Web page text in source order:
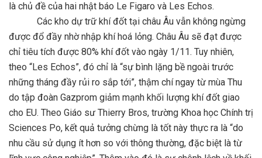
là chủ đề của hai nhật báo Le Figaro và Les Echos.
Các kho dự trữ khí đốt tại châu Âu vẫn không ngừng
được đổ đầy nhờ nhập khí hoá lỏng. Châu Âu sẽ đạt được
chỉ tiêu tích được 80% khí đốt vào ngày 1/11. Tuy nhiên,
theo “Les Echos”, đó chỉ là “sự bình lặng bề ngoài trước
những tháng đầy rủi ro sắp tới”, thậm chí ngay từ mùa Thu
do tập đoàn Gazprom giảm mạnh khối lượng khí đốt giao
cho EU. Theo Giáo sư Thierry Bros, trường Khoa học Chính trị
Sciences Po, kết quả tưởng chừng là tốt này thực ra là “do
nhu cầu sử dụng ít hơn so với thông thường, đặc biệt là từ